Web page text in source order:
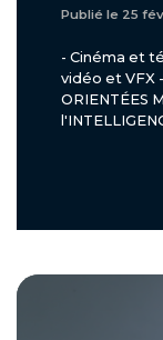
Publié le 25
- Cinéma et
vidéo et VFX
ORIENTÉES